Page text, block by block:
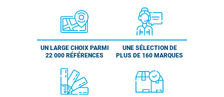
UN LARGE CHOIX PARMI
22 000 RÉFÉRENCES
UNE SÉLECTION DE
PLUS DE 160 MARQUES